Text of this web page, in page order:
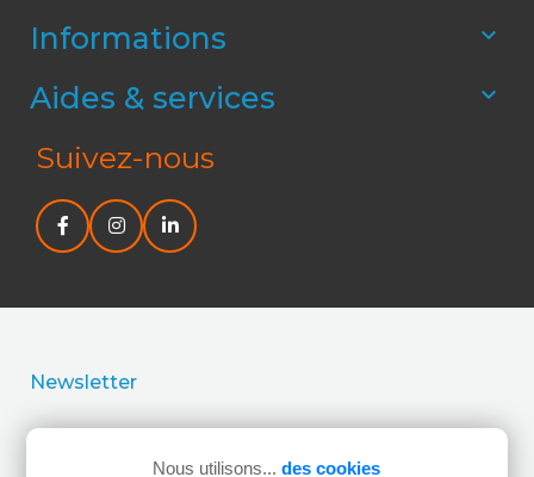
Informations 
Aides & services 
Suivez-nous
Newsletter
l’utilisation de mes données personnelles.Lire la politique
Nous utilisons... des cookies